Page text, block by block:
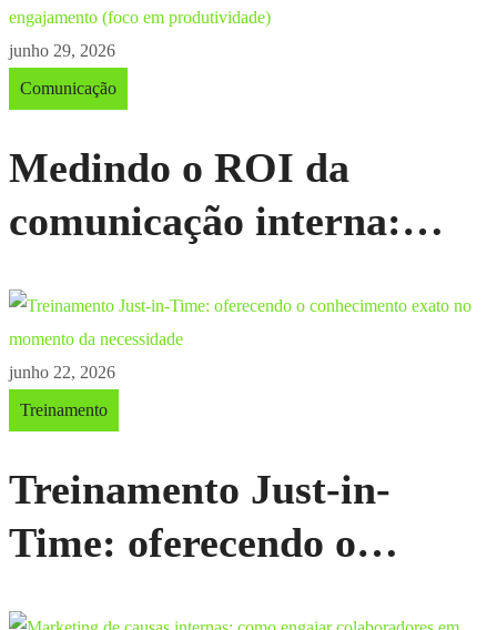
junho 29, 2026
Comunicação
Medindo o ROI da
comunicação interna:
engajamento (foco em
produtividade)
junho 22, 2026
Treinamento
Treinamento Just-in-
Time: oferecendo o